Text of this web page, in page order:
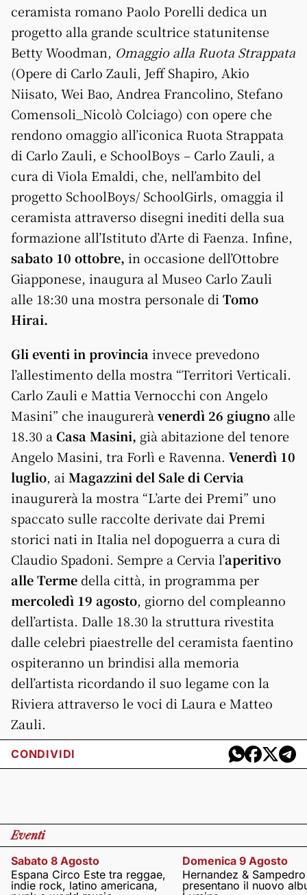
ceramista romano Paolo Porelli dedica un
progetto alla grande scultrice statunitense
Betty Woodman, Omaggio alla Ruota Strappata
(Opere di Carlo Zauli, Jeff Shapiro, Akio
Niisato, Wei Bao, Andrea Francolino, Stefano
Comensoli_Nicolò Colciago) con opere che
rendono omaggio all’iconica Ruota Strappata
di Carlo Zauli, e SchoolBoys – Carlo Zauli, a
cura di Viola Emaldi, che, nell’ambito del
progetto SchoolBoys/ SchoolGirls, omaggia il
ceramista attraverso disegni inediti della sua
formazione all’Istituto d’Arte di Faenza. Infine,
sabato 10 ottobre, in occasione dell’Ottobre
Giapponese, inaugura al Museo Carlo Zauli
alle 18:30 una mostra personale di Tomo
Hirai.
Gli eventi in provincia invece prevedono
l’allestimento della mostra “Territori Verticali.
Carlo Zauli e Mattia Vernocchi con Angelo
Masini” che inaugurerà venerdì 26 giugno alle
18.30 a Casa Masini, già abitazione del tenore
Angelo Masini, tra Forlì e Ravenna. Venerdì 10
luglio, ai Magazzini del Sale di Cervia
inaugurerà la mostra “L’arte dei Premi” uno
spaccato sulle raccolte derivate dai Premi
storici nati in Italia nel dopoguerra a cura di
Claudio Spadoni. Sempre a Cervia l’aperitivo
alle Termedella città, in programma per
mercoledì 19 agosto, giorno del compleanno
dell’artista. Dalle 18.30 la struttura rivestita
dalle celebri piaestrelle del ceramista faentino
ospiteranno un brindisi alla memoria
dell’artista ricordando il suo legame con la
Riviera attraverso le voci di Laura e Matteo
Zauli.
CONDIVIDI
Eventi
Sabato 8 Agosto
Espana Circo Este tra reggae,
indie rock, latino americana,
Domenica 9 Agosto
Hernandez & Sampedro
presentano il nuovo